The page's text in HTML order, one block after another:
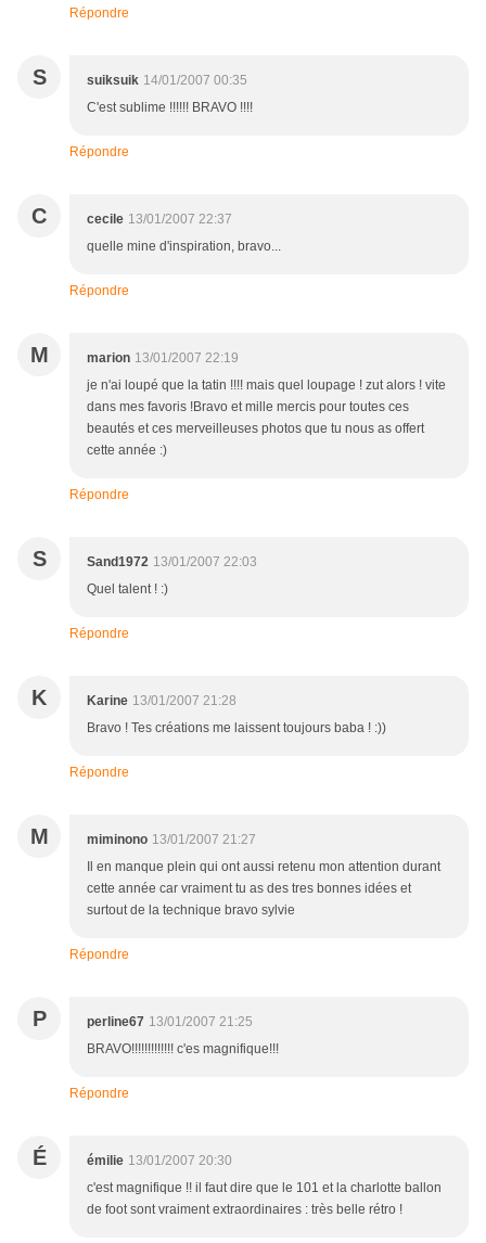
Répondre
S suiksuik 14/01/2007 00:35
C'est sublime !!!!!! BRAVO !!!!
Répondre
C cecile 13/01/2007 22:37
quelle mine d'inspiration, bravo...
Répondre
M marion 13/01/2007 22:19
je n'ai loupé que la tatin !!!! mais quel loupage ! zut alors ! vite
dans mes favoris !Bravo et mille mercis pour toutes ces
beautés et ces merveilleuses photos que tu nous as offert
cette année :)
Répondre
S Sand1972 13/01/2007 22:03
Quel talent ! :)
Répondre
K Karine 13/01/2007 21:28
Bravo ! Tes créations me laissent toujours baba ! :))
Répondre
M miminono 13/01/2007 21:27
Il en manque plein qui ont aussi retenu mon attention durant
cette année car vraiment tu as des tres bonnes idées et
surtout de la technique bravo sylvie
Répondre
P perline67 13/01/2007 21:25
BRAVO!!!!!!!!!!!!! c'es magnifique!!!
Répondre
É émilie 13/01/2007 20:30
c'est magnifique !! il faut dire que le 101 et la charlotte ballon
de foot sont vraiment extraordinaires : très belle rétro !